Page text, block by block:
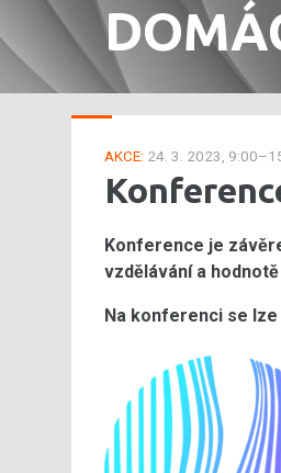
AKCE: 24. 3. 2023,
Konference je
vzdělávání a
Na konferenci se